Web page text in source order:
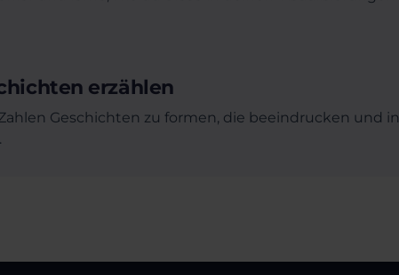
erzählen
Geschichten zu formen, die beeindrucken und in